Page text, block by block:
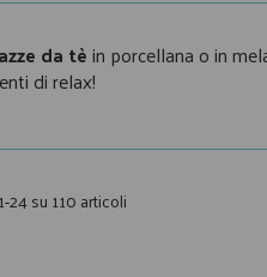
da tèin porcellana o in
di relax!
24 su 110 articoli